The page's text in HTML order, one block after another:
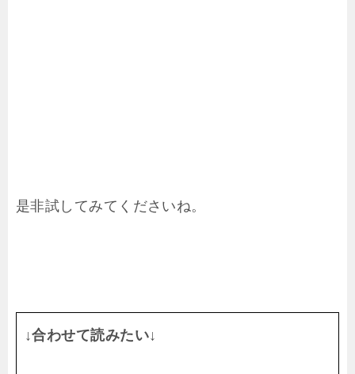
是非試してみてくださいね。
↓合わせて読みたい↓